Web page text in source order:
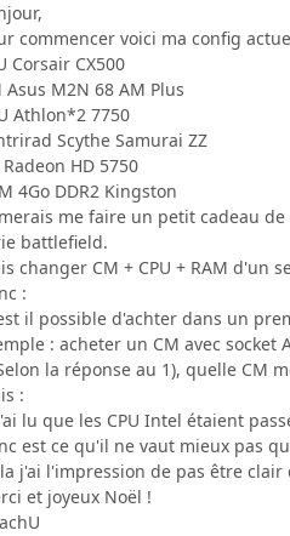
commencer voici ma config
Corsair CX500
Asus M2N 68 AM Plus
Athlon*2 7750
Scythe Samurai ZZ
Radeon HD 5750
4Go DDR2 Kingston
me faire un petit cadeau
battlefield.
changer CM + CPU + RAM d'un
:
il possible d'achter dans un
: acheter un CM avec
la réponse au 1), quelle CM
:
lu que les CPU Intel étaient
est ce qu'il ne vaut mieux pas
j'ai l'impression de pas être
et joyeux Noël !